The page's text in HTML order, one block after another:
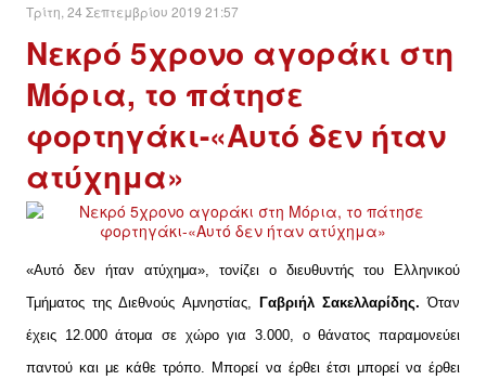
ΜΟΥΣΙΚΉ
ΚΙΝΗΜΑΤΟΓΡΆΦΟΣ
Τρίτη, 24 Σεπτεμβρίου 2019 21:57
Νεκρό 5χρονο αγοράκι στη
Μόρια, το πάτησε
φορτηγάκι-«Αυτό δεν ήταν
ατύχημα»
«Αυτό δεν ήταν ατύχημα», τονίζει ο διευθυντής του Ελληνικού
Τμήματος της Διεθνούς Αμνηστίας,
Γαβριήλ Σακελλαρίδης.Όταν
έχεις 12.000 άτομα σε χώρο για 3.000, ο θάνατος παραμονεύει
παντού και με κάθε τρόπο. Μπορεί να έρθει έτσι μπορεί να έρθει